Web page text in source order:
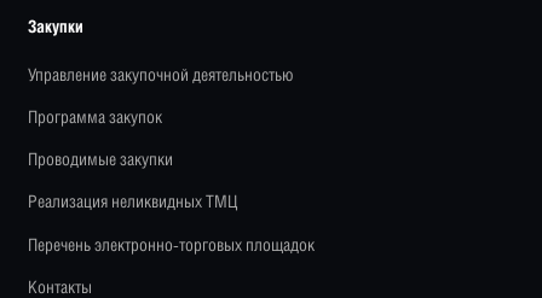
Закупки
Управление закупочной деятельностью
Программа закупок
Проводимые закупки
Реализация неликвидных ТМЦ
Перечень электронно-торговых площадок
Контакты